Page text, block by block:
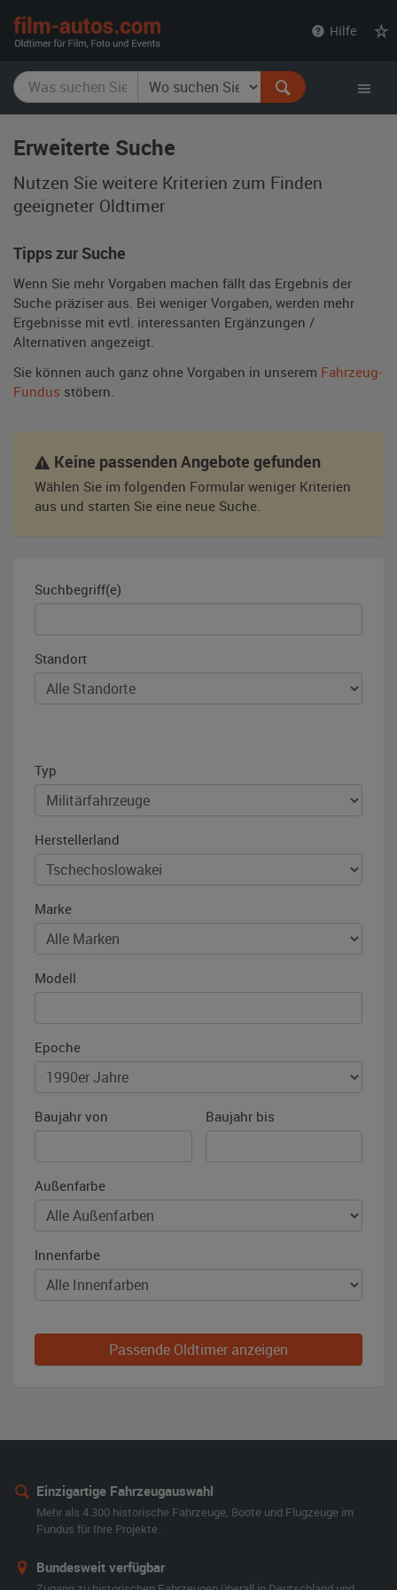
Hilfe
Erweiterte Suche
Nutzen Sie weitere Kriterien zum Finden
geeigneter Oldtimer
Tipps zur Suche
Wenn Sie mehr Vorgaben machen fällt das Ergebnis der
Suche präziser aus. Bei weniger Vorgaben, werden mehr
Ergebnisse mit evtl. interessanten Ergänzungen /
Alternativen angezeigt.
Sie können auch ganz ohne Vorgaben in unserem Fahrzeug-
Fundus stöbern.
Keine passenden Angebote gefunden
Wählen Sie im folgenden Formular weniger Kriterien
aus und starten Sie eine neue Suche.
Suchbegriff(e)
Standort
Typ
Herstellerland
Marke
Modell
Epoche
Baujahr von Baujahr bis
Außenfarbe
Innenfarbe
Passende Oldtimer anzeigen
Einzigartige Fahrzeugauswahl
Mehr als 4.300 historische Fahrzeuge, Boote und Flugzeuge im
Fundus für Ihre Projekte.
Bundesweit verfügbar